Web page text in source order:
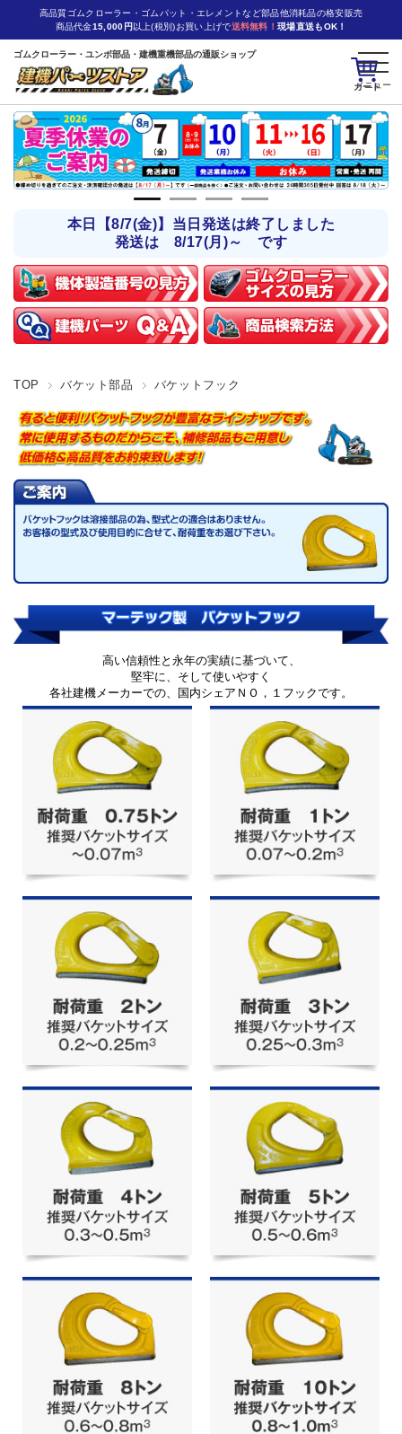
カート
高品質ゴムクローラー・ゴムパット・エレメントなど部品他消耗品の格安販売
商品代金15,000円 以上(税別)お買い上げで送料無料！ 現場直送もOK！
ゴムクローラー・ユンボ部品・建機重機部品の通販ショップ
本日【8/7(金)】当日発送は終了しました
発送は 8/17(月)～ です
TOP バケット部品 バケットフック
高い信頼性と永年の実績に基づいて、
堅牢に、そして使いやすく
各社建機メーカーでの、国内シェアＮＯ，１フックです。